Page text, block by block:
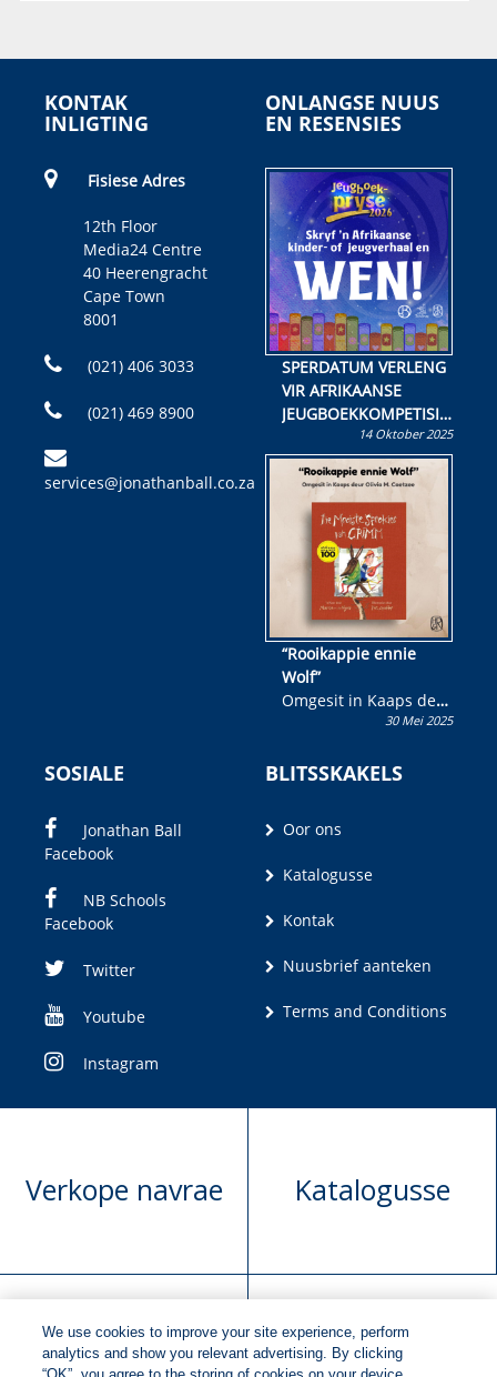
KONTAK
INLIGTING
Fisiese Adres
12th Floor
Media24 Centre
40 Heerengracht
Cape Town
8001
(021) 406 3033
(021) 469 8900
services@jonathanball.co.za
ONLANGSE NUUS
EN RESENSIES
SPERDATUM VERLENG
VIR AFRIKAANSE
JEUGBOEKKOMPETISIE
Skryf ’n jeugboek of
kinderboek en staan ’n
kans om R50 000 te
wen!
14 Oktober 2025
“Rooikappie ennie
Wolf”
Omgesit in Kaaps deur
Olivia M. Coetzee30 Mei 2025
SOSIALE
Jonathan Ball
Facebook
NB Schools
Facebook
Twitter
Youtube
Instagram
BLITSSKAKELS
Oor ons
Katalogusse
Kontak
Nuusbrief aanteken
Terms and Conditions
Verkope navrae Katalogusse
Manuskrip Versoek boekregte
We use cookies to improve your site experience, perform
analytics and show you relevant advertising. By clicking